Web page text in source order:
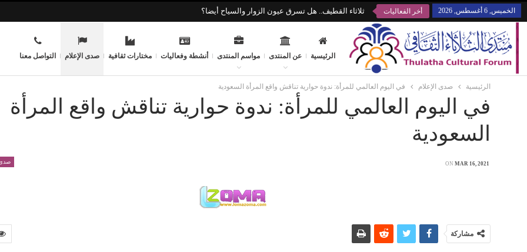
الخميس, 6 أغسطس, 2026 أخر الفعاليات ثلاثاء القطيف.. هل تسرق عيون الزوار والسياح أيضا؟
الرئيسية عن المنتدى مواسم المنتدى أنشطة وفعاليات مختارات ثقافية صدى الإعلام التواصل معنا
الرئيسية صدى الإعلام في اليوم العالمي للمرأة: ندوة حوارية تناقش واقع المرأة السعودية
في اليوم العالمي للمرأة: ندوة حوارية تناقش واقع المرأة
السعودية
صدى ON MAR 16, 2021
مشاركة